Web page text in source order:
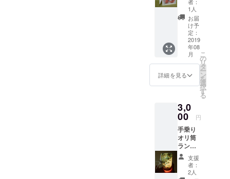
す。 思
い出写
真（手
札サイ
ズ）を
貼って
飾って
みては
いかが
でしょ
ウト寸
法 ； 横
１５cm
× 縦１
１cm
（写真
の４羽
の連鶴
フォト
者：
1人
お届
け予
定：
2019
年08
月
詳細を見る
こ
の
リ
タ
ー
ン
を
選
択
す
る
3,0
00 円
手乗り
オリ筒
ランタ
ン 完成
したオ
リ筒の
支援
者：
2人